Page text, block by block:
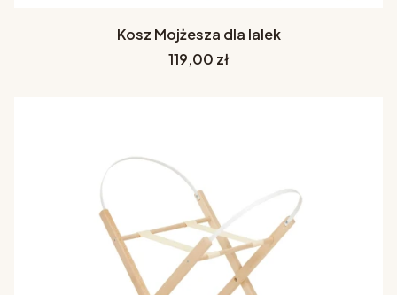
Kosz Mojżesza dla lalek
Cena
119,00 zł